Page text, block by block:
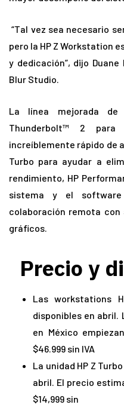
“Tal vez sea necesario
pero la HP Z Workstation
y dedicación”, dijo
Blur Studio.
La línea mejorada de
Thunderbolt™ 2 para
increíblemente rápido de
Turbo para ayudar a
rendimiento, HP
sistema y el software
colaboración remota
gráficos.
Precio y
Las workstations
disponibles en abril.
en México
$46.999 sin IVA
La unidad HP Z
abril. El precio
$14,999 sin